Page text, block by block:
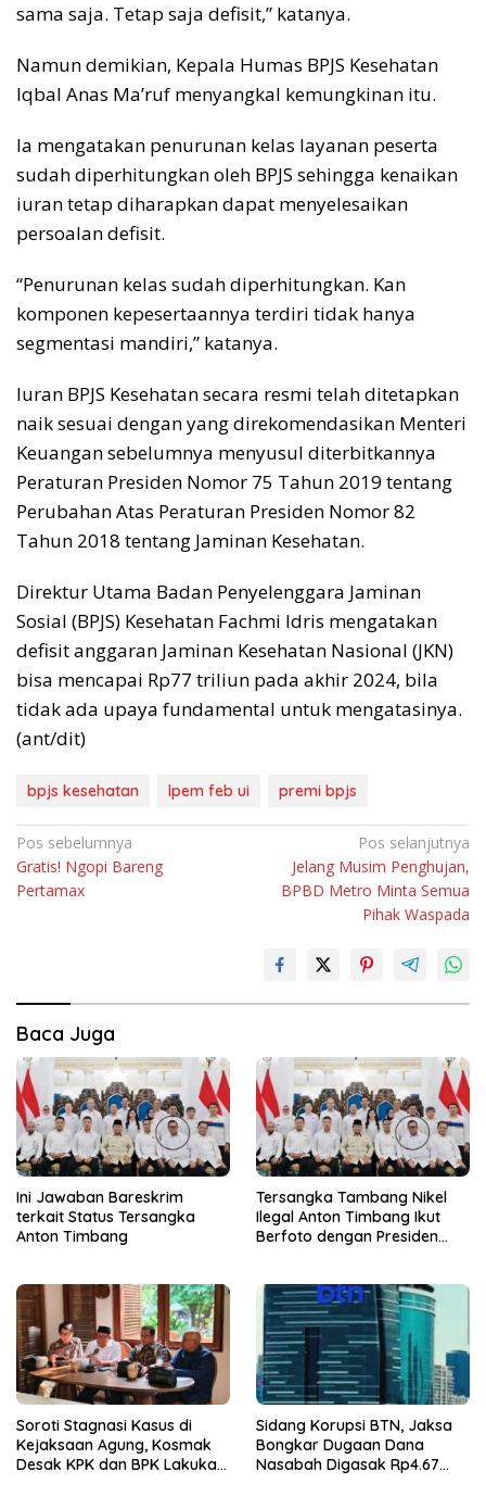
sama saja. Tetap saja defisit,” katanya.
Namun demikian, Kepala Humas BPJS Kesehatan
Iqbal Anas Ma’ruf menyangkal kemungkinan itu.
Ia mengatakan penurunan kelas layanan peserta
sudah diperhitungkan oleh BPJS sehingga kenaikan
iuran tetap diharapkan dapat menyelesaikan
persoalan defisit.
“Penurunan kelas sudah diperhitungkan. Kan
komponen kepesertaannya terdiri tidak hanya
segmentasi mandiri,” katanya.
Iuran BPJS Kesehatan secara resmi telah ditetapkan
naik sesuai dengan yang direkomendasikan Menteri
Keuangan sebelumnya menyusul diterbitkannya
Peraturan Presiden Nomor 75 Tahun 2019 tentang
Perubahan Atas Peraturan Presiden Nomor 82
Tahun 2018 tentang Jaminan Kesehatan.
Direktur Utama Badan Penyelenggara Jaminan
Sosial (BPJS) Kesehatan Fachmi Idris mengatakan
defisit anggaran Jaminan Kesehatan Nasional (JKN)
bisa mencapai Rp77 triliun pada akhir 2024, bila
tidak ada upaya fundamental untuk mengatasinya.
(ant/dit)
bpjs kesehatan lpem feb ui premi bpjs
Navigasi
pos
Pos sebelumnya
Gratis! Ngopi Bareng
Pertamax
Pos selanjutnya
Jelang Musim Penghujan,
BPBD Metro Minta Semua
Pihak Waspada
Baca Juga
Ini Jawaban Bareskrim
terkait Status Tersangka
Anton Timbang
Tersangka Tambang Nikel
Ilegal Anton Timbang Ikut
Berfoto dengan Presiden
Soroti Stagnasi Kasus di
Kejaksaan Agung, Kosmak
Desak KPK dan BPK Lakukan
Sidang Korupsi BTN, Jaksa
Bongkar Dugaan Dana
Nasabah Digasak Rp4.67